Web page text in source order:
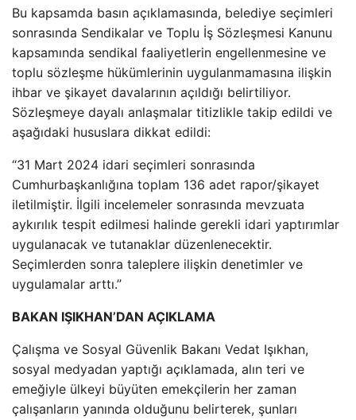
Bu kapsamda basın açıklamasında, belediye seçimleri
sonrasında Sendikalar ve Toplu İş Sözleşmesi Kanunu
kapsamında sendikal faaliyetlerin engellenmesine ve
toplu sözleşme hükümlerinin uygulanmamasına ilişkin
ihbar ve şikayet davalarının açıldığı belirtiliyor.
Sözleşmeye dayalı anlaşmalar titizlikle takip edildi ve
aşağıdaki hususlara dikkat edildi:
“31 Mart 2024 idari seçimleri sonrasında
Cumhurbaşkanlığına toplam 136 adet rapor/şikayet
iletilmiştir. İlgili incelemeler sonrasında mevzuata
aykırılık tespit edilmesi halinde gerekli idari yaptırımlar
uygulanacak ve tutanaklar düzenlenecektir.
Seçimlerden sonra taleplere ilişkin denetimler ve
uygulamalar arttı.”
BAKAN IŞIKHAN’DAN AÇIKLAMA
Çalışma ve Sosyal Güvenlik Bakanı Vedat Işıkhan,
sosyal medyadan yaptığı açıklamada, alın teri ve
emeğiyle ülkeyi büyüten emekçilerin her zaman
çalışanların yanında olduğunu belirterek, şunları